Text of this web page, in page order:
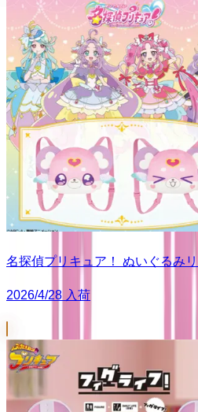
名探偵プリキュア！ ぬいぐるみ
2026/4/28 入荷